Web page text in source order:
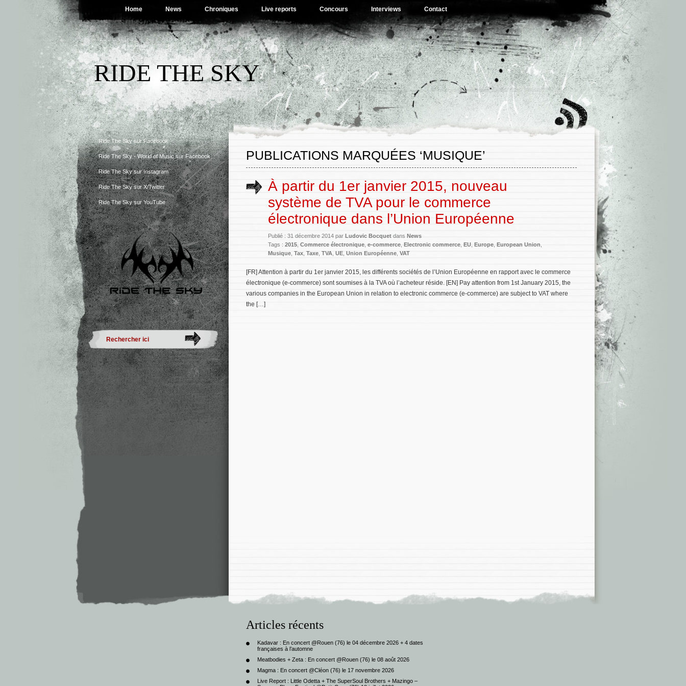
Home News Chroniques Live reports Concours Interviews Contact
RIDE THE SKY
Ride The Sky sur Facebook
Ride The Sky - World of Music sur Facebook
Ride The Sky sur Instagram
Ride The Sky sur X/Twitter
Ride The Sky sur YouTube
PUBLICATIONS MARQUÉES ‘MUSIQUE’
À partir du 1er janvier 2015, nouveau
système de TVA pour le commerce
électronique dans l’Union Européenne
Publié : 31 décembre 2014 par Ludovic Bocquet dans News
Tags : 2015 Commerce électronique e-commerce Electronic commerce EU Europe European Union
Musique Tax Taxe TVA UE Union Européenne VAT
[FR] Attention à partir du 1er janvier 2015, les différents sociétés de l’Union Européenne en rapport avec le commerce
électronique (e-commerce) sont soumises à la TVA où l’acheteur réside. [EN] Pay attention from 1st January 2015, the
various companies in the European Union in relation to electronic commerce (e-commerce) are subject to VAT where
the […]
Articles récents
Kadavar : En concert @Rouen (76) le 04 décembre 2026 + 4 dates
françaises à l’automne
Meatbodies + Zeta : En concert @Rouen (76) le 08 août 2026
Magma : En concert @Cléon (76) le 17 novembre 2026
Live Report : Little Odetta + The SuperSoul Brothers + Mazingo –